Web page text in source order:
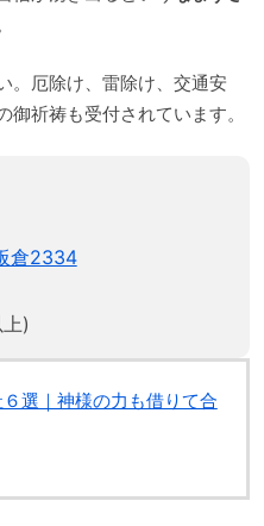
。厄除け、雷除け、交通安
祈祷も受付されています。
倉2334
)
選｜神様の力も借りて合